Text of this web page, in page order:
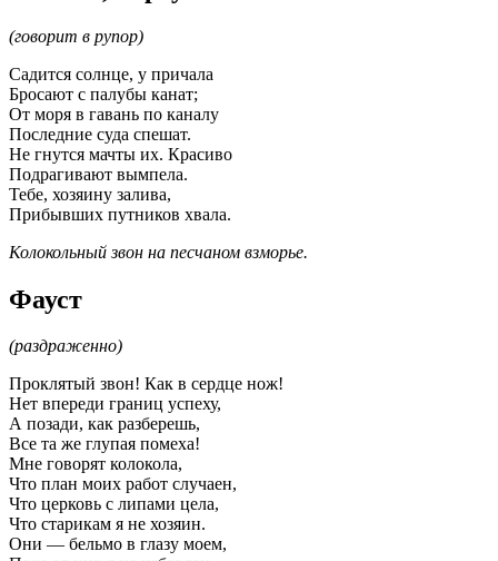
(говорит в рупор)
Садится солнце, у причала
Бросают с палубы канат;
От моря в гавань по каналу
Последние суда спешат.
Не гнутся мачты их. Красиво
Подрагивают вымпела.
Тебе, хозяину залива,
Прибывших путников хвала.
Колокольный звон на песчаном взморье.
Фауст
(раздраженно)
Проклятый звон! Как в сердце нож!
Нет впереди границ успеху,
А позади, как разберешь,
Все та же глупая помеха!
Мне говорят колокола,
Что план моих работ случаен,
Что церковь с липами цела,
Что старикам я не хозяин.
Они — бельмо в глазу моем,